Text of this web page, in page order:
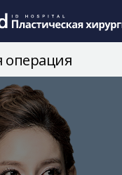
операция